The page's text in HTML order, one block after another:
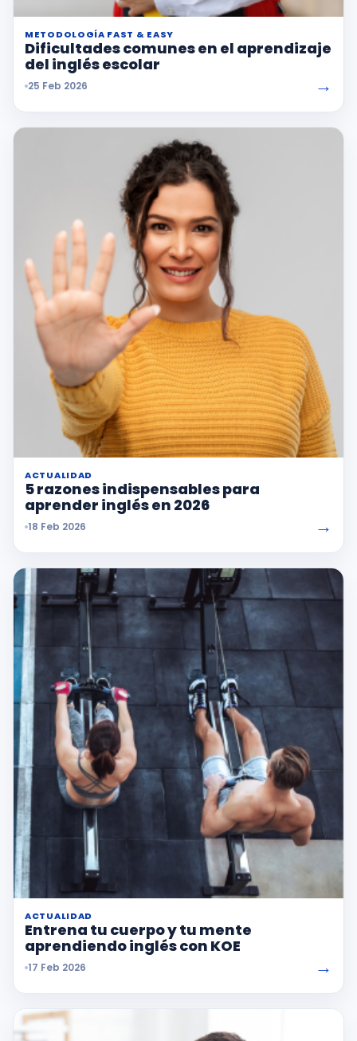
METODOLOGÍA FAST & EASY
Dificultades comunes en el aprendizaje
del inglés escolar
25 Feb 2026 →
ACTUALIDAD
5 razones indispensables para
aprender inglés en 2026
18 Feb 2026 →
ACTUALIDAD
Entrena tu cuerpo y tu mente
aprendiendo inglés con KOE
17 Feb 2026 →